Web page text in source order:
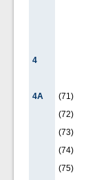
4
4A (71)
(72)
(73)
(74)
(75)